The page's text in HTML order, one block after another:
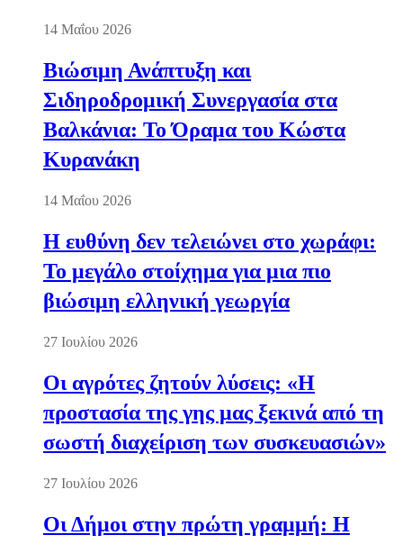
14 Μαΐου 2026
Βιώσιμη Ανάπτυξη και
Σιδηροδρομική Συνεργασία στα
Βαλκάνια: Το Όραμα του Κώστα
Κυρανάκη
14 Μαΐου 2026
Η ευθύνη δεν τελειώνει στο χωράφι:
Το μεγάλο στοίχημα για μια πιο
βιώσιμη ελληνική γεωργία
27 Ιουλίου 2026
Οι αγρότες ζητούν λύσεις: «Η
προστασία της γης μας ξεκινά από τη
σωστή διαχείριση των συσκευασιών»
27 Ιουλίου 2026
Οι Δήμοι στην πρώτη γραμμή: Η